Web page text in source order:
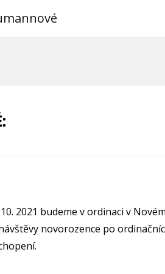
2021 budeme v ordinaci v
novorozence po